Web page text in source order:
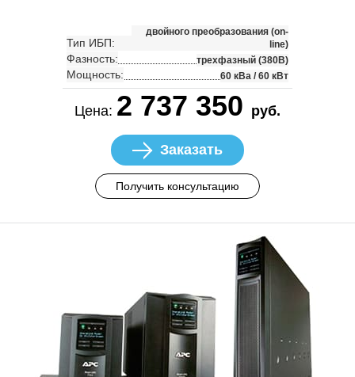
Тип ИБП:
двойного преобразования (on-
line)
Фазность: трехфазный (380В)
Мощность: 60 кВа / 60 кВт
Цена: 2 737 350 руб.
Заказать
Получить консультацию